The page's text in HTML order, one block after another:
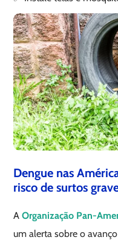
Dengue nas
risco de surtos
AOrganização Pan-
um alerta sobre o